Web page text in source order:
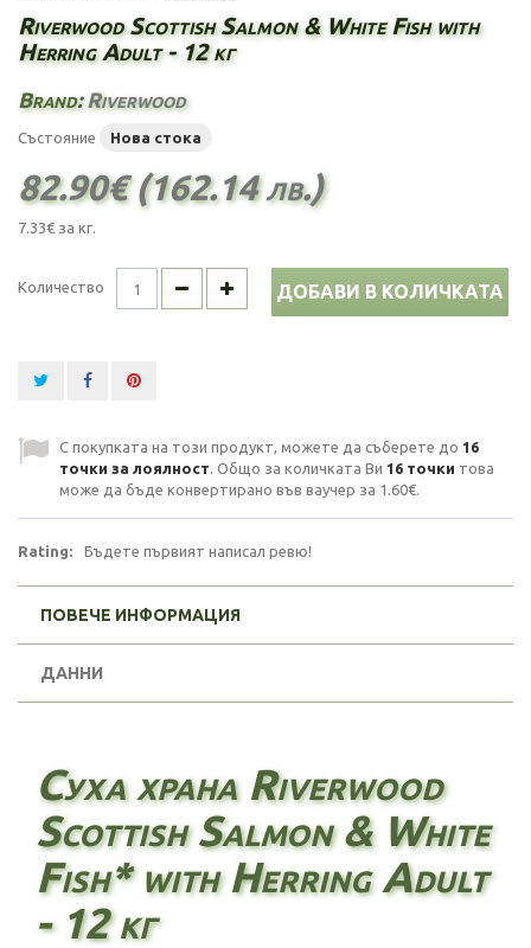
Riverwood Scottish Salmon & White Fish with
Herring Adult - 12 кг
Brand:Riverwood
Състояние Нова стока
82.90€ (162.14 лв.)
7.33€ за кг.
Количество ДОБАВИ В КОЛИЧКАТА
С покупката на този продукт, можете да съберете до 16
точки за лоялност. Общо за количката Ви 16 точки това
може да бъде конвертирано във ваучер за 1.60€.
Rating: Бъдете първият написал ревю!
ПОВЕЧЕ ИНФОРМАЦИЯ
ДАННИ
Суха храна Riverwood
Scottish Salmon & White
Fish* with Herring Adult
- 12 кг